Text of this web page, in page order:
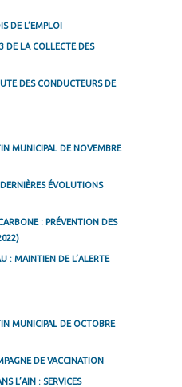
DE L’EMPLOI
DE LA COLLECTE DES
DES CONDUCTEURS DE
MUNICIPAL DE NOVEMBRE
ÉVOLUTIONS
: PRÉVENTION DES
: MAINTIEN DE L’ALERTE
MUNICIPAL DE OCTOBRE
DE VACCINATION
L’AIN : SERVICES